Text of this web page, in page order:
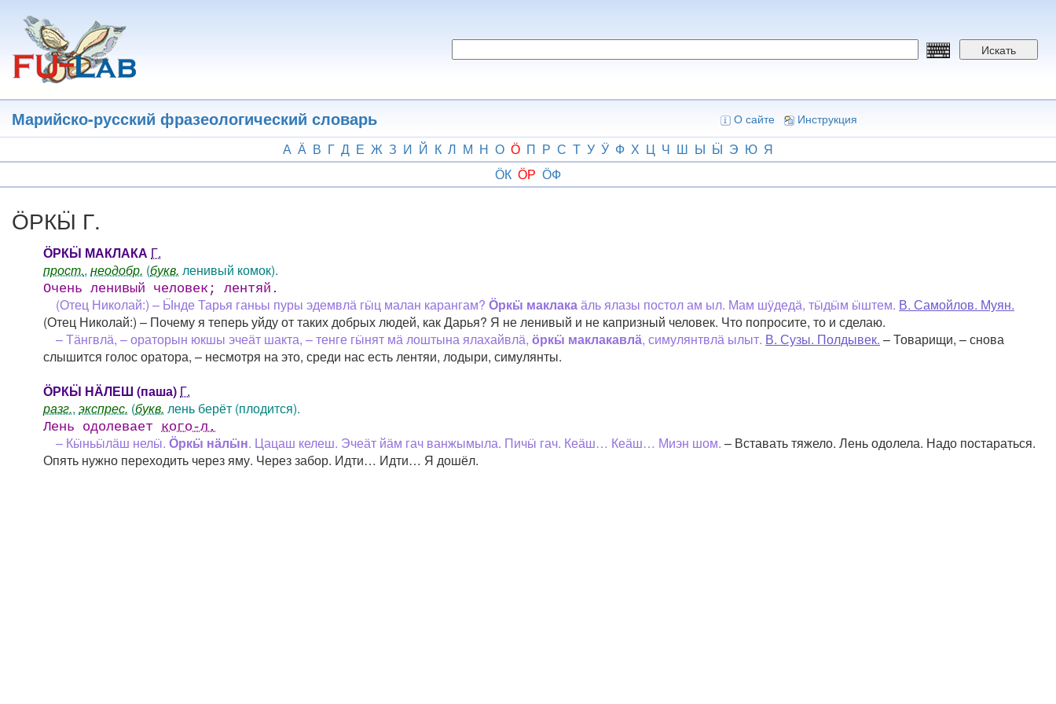
основному
содержанию
Искать
Марийско-русский фразеологический словарь О сайте Инструкция
А Ӓ В Г Д Е Ж З И Й К Л М Н О Ӧ П Р С Т У Ӱ Ф Х Ц Ч Ш Ы Ӹ Э Ю Я
ӦК ӦР ӦФ
ӦРКӸ Г.
ӦРКӸ МАКЛАКА Г.
прост., неодобр. (букв. ленивый комок).
Очень ленивый человек; лентяй.
(Отец Николай:) – Ӹнде Тарья ганьы пуры эдемвлӓ гӹц малан карангам? Ӧркӹ маклакаӓль ялазы постол ам ыл. Мам шӱдедӓ, тӹдӹм ӹштем. В. Самойлов. Муян.
(Отец Николай:) – Почему я теперь уйду от таких добрых людей, как Дарья? Я не ленивый и не капризный человек. Что попросите, то и сделаю.
– Тӓнгвлӓ, – ораторын юкшы эчеӓт шакта, – тенге гӹнят мӓ лоштына ялахайвлӓ, ӧркӹ маклакавлӓ, симулянтвлӓ ылыт. В. Сузы. Полдывек. – Товарищи, – снова
слышится голос оратора, – несмотря на это, среди нас есть лентяи, лодыри, симулянты.
ӦРКӸ НӒЛЕШ (паша) Г.
разг., экспрес. (букв. лень берёт (плодится).
Лень одолевает кого-л.
– Кӹньӹлӓш нелӹ. Ӧркӹ нӓлӹн. Цацаш келеш. Эчеӓт йӓм гач ванжымыла. Пичӹ гач. Кеӓш… Кеӓш… Миэн шом. – Вставать тяжело. Лень одолела. Надо постараться.
Опять нужно переходить через яму. Через забор. Идти… Идти… Я дошёл.